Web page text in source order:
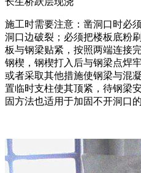
施工时需要注意：凿洞口时必
洞口边破裂；必须把楼板底粉
板与钢梁贴紧，按照两端连接
钢楔，钢楔打入后与钢梁点焊
或者采取其他措施使钢梁与混
置临时支柱使其顶紧，待钢梁
固方法也适用于加固不开洞口的